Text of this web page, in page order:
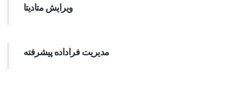
ویرایش متادیتا
مدیریت فراداده پیشرفته